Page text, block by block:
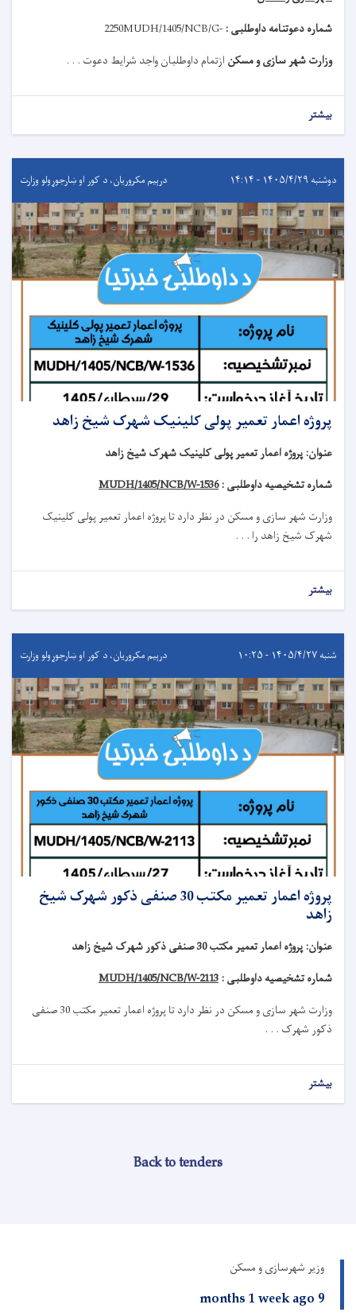
شماره دعوتنامه داوطلبی : MUDH/1405/NCB/G-
2250
وزارت شهر سازی و مسکن ازتمام داوطلبان واجد شرایط دعوت . . .
بیشتر
دوشنبه ۱۴۰۵/۴/۲۹ - ۱۴:۱۴ درېيم مکروریان، د کور او ښارجوړولو وزارت
پروژه اعمار تعمیر پولی کلینیک شهرک شیخ زاهد
عنوان: پروژه اعمار تعمیر پولی کلینیک شهرک شیخ زاهد
شماره تشخیصیه داوطلبی :MUDH/1405/NCB/W-1536
وزارت شهر سازی و مسکن در نظر دارد تاپروژه اعمار تعمیر پولی کلینیک
شهرک شیخ زاهد را . . .
بیشتر
شنبه ۱۴۰۵/۴/۲۷ - ۱۰:۲۵ درېيم مکروریان، د کور او ښارجوړولو وزارت
پروژه اعمار تعمیر مکتب 30 صنفی ذکور شهرک شیخ
زاهد
عنوان: پروژه اعمار تعمیر مکتب 30 صنفی ذکور شهرک شیخ زاهد
شماره تشخیصیه داوطلبی : MUDH/1405/NCB/W-2113
وزارت شهر سازی و مسکن در نظر دارد تاپروژه
اعمار تعمیر مکتب 30 صنفی
ذکور شهرک . . .
بیشتر
Back to tenders
وزیر شهرسازی و مسکن
9 months 1 week ago